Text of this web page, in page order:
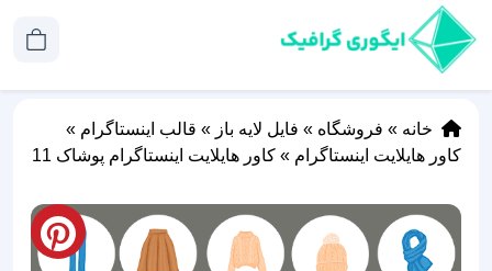
خانه » فروشگاه » فایل لایه باز » قالب اینستاگرام »
کاور هایلایت اینستاگرام » کاور هایلایت اینستاگرام پوشاک 11